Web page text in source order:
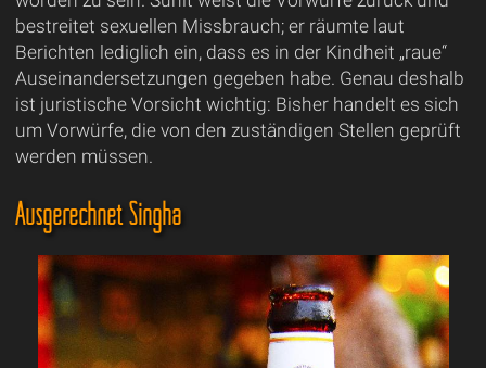
bestreitet sexuellen Missbrauch; er räumte laut
Berichten lediglich ein, dass es in der Kindheit „raue“
Auseinandersetzungen gegeben habe. Genau deshalb
ist juristische Vorsicht wichtig: Bisher handelt es sich
um Vorwürfe, die von den zuständigen Stellen geprüft
werden müssen.
Ausgerechnet Singha